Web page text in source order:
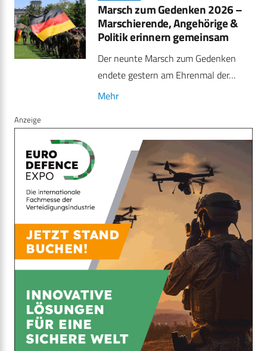
Marsch zum Gedenken 2026 –
Marschierende, Angehörige &
Politik erinnern gemeinsam
Der neunte Marsch zum Gedenken
endete gestern am Ehrenmal der…
Mehr
Anzeige